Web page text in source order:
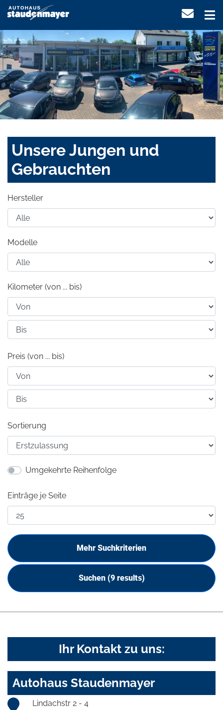
Unsere Jungen und
Gebrauchten
Hersteller
Modelle
Kilometer (von ... bis)
Preis (von ... bis)
Sortierung
Umgekehrte Reihenfolge
Einträge je Seite
Mehr Suchkriterien
Suchen (9 results)
Ihr Kontakt zu uns:
Autohaus Staudenmayer
Lindachstr 2 - 4